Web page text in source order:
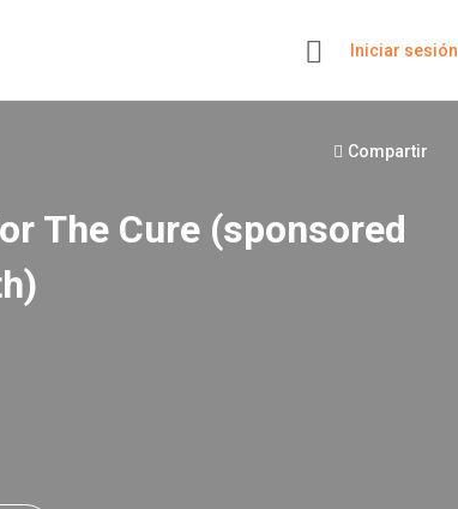
Iniciar sesión
Compartir
The Cure (sponsored